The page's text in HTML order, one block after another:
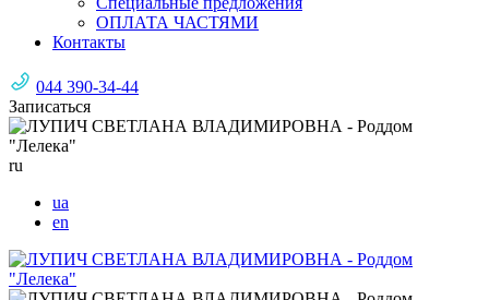
ОПЛАТА ЧАСТЯМИ
Контакты
044 390-34-44
Записаться
ru
ua
en